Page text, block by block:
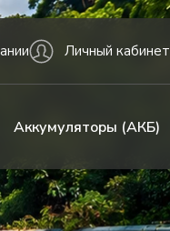
Личный кабинет
Аккумуляторы (АКБ)